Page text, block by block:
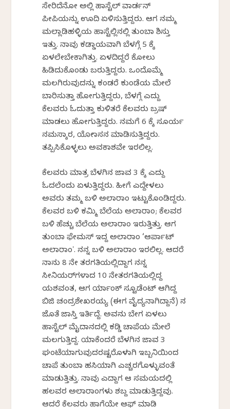
ಸೇರಿದೆನೋ ಅಲ್ಲಿ ಹಾಸ್ಟೆಲ್ ವಾರ್ಡನ್
ಪೀಪಿಯನ್ನು ಊದಿ ಏಳಿಸುತ್ತಿದ್ದರು. ಆಗ ನಮ್ಮ
ಮಲ್ಲಾಡಿಹಳ್ಳಿಯ ಹಾಸ್ಟೆಲ್ಲಿನಲ್ಲಿ ತುಂಬಾ ಶಿಸ್ತು
ಇತ್ತು. ನಾವು ಕಡ್ಡಾಯವಾಗಿ ಬೆಳಗ್ಗೆ 5 ಕ್ಕೆ
ಏಳಲೇಬೇಕಾಗಿತ್ತು. ಏಳದಿದ್ದರೆ ಕೋಲು
ಹಿಡಿದುಕೊಂಡು ಬರುತ್ತಿದ್ದರು. ಒಂದೊಮ್ಮೆ
ಮಲಗಿರುವುದನ್ನು ಕಂಡರೆ ಕುಂಡೆಯ ಮೇಲೆ
ಬಾರಿಸುತ್ತಾ ಹೋಗುತ್ತಿದ್ದರು, ಬೆಳಗ್ಗೆ ಎದ್ದು
ಕೆಲವರು ಓದುತ್ತಾ ಕುಳಿತರೆ ಕೆಲವರು ಬ್ರಷ್
ಮಾಡಲು ಹೋಗುತ್ತಿದ್ದರು. ನಮಗೆ 6 ಕ್ಕೆ ಸೂರ್ಯ
ನಮಸ್ಕಾರ, ಯೋಗಾಸನ ಮಾಡಿಸುತ್ತಿದ್ದರು.
ತಪ್ಪಿಸಿಕೊಳ್ಳಲು ಅವಕಾಶವೇ ಇರಲಿಲ್ಲ.
ಕೆಲವರು ಮಾತ್ರ ಬೆಳಗಿನ ಜಾವ 3 ಕ್ಕೆ ಎದ್ದು
ಓದಲೆಂದು ಏಳುತ್ತಿದ್ದರು. ಹೀಗೆ ಎದ್ದೇಳಲು
ಅವರು ತಮ್ಮ ಬಳಿ ಅಲಾರಾಂ ಇಟ್ಟುಕೊಂಡಿದ್ದರು.
ಕೆಲವರ ಬಳಿ ಕಮ್ಮಿ ಬೆಲೆಯ ಅಲಾರಾಂ; ಕೆಲವರ
ಬಳಿ ಹೆಚ್ಚು ಬೆಲೆಯ ಅಲಾರಾಂ ಇರುತ್ತಿತ್ತು. ಆಗ
ತುಂಬಾ ಫೇಮಸ್ ಇದ್ದ ಅಲಾರಾಂ ‘ಆರ್ಪಾಟ್
ಅಲಾರಾಂʼ. ನನ್ನ ಬಳಿ ಅಲಾರಾಂ ಇರಲಿಲ್ಲ. ಆದರೆ
ನಾನು 8 ನೇ ತರಗತಿಯಲ್ಲಿದ್ದಾಗ ನನ್ನ
ಸೀನಿಯರ್‌ಗಳಾದ 10 ನೇತರಗತಿಯಲ್ಲಿದ್ದ
ಯಶವಂತ, ಆಗ ರ್ಯಾಂಕ್ ಸ್ಟೂಡೆಂಟ್ ಆಗಿದ್ದ
ಬಿಜಿ ಚಂದ್ರಶೇಖರಯ್ಯ (ಈಗ ವೈದ್ಯನಾಗಿದ್ದಾನೆ) ನ
ಜೊತೆ ಜಾಸ್ತಿ ಇರ್ತಿದ್ದೆ. ಅವನು ಬೇಗ ಏಳಲು
ಹಾಸ್ಟೆಲ್ ಮೈದಾನದಲ್ಲಿ ಕಡ್ಡಿ ಚಾಪೆಯ ಮೇಲೆ
ಮಲಗುತ್ತಿದ್ದ. ಯಾಕೆಂದರೆ ಬೆಳಗಿನ ಜಾವ 3
ಘಂಟೆಯಾಗುವುದರಷ್ಟರೊಳಗಾಗಿ ಇಬ್ಬನಿಯಿಂದ
ಚಾಪೆ ತುಂಬಾ ಹಸಿಯಾಗಿ ಎಚ್ಚರಗೊಳ್ಳುವಂತೆ
ಮಾಡುತ್ತಿತ್ತು. ನಾವು ಎದ್ದಾಗ ಆ ಸಮಯದಲ್ಲಿ
ಹಲವರ ಅಲಾರಾಂಗಳು ಶಬ್ದ ಮಾಡುತ್ತಿದ್ದವು.
ಆದರೆ ಕೆಲವರು ಹಾಗೆಯೇ ಆಫ್ ಮಾಡಿ